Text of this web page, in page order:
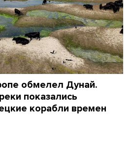
обмелел Дунай.
показались
корабли времен